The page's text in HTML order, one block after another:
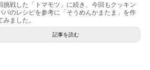
挑戦した「トマモツ」に続き、今回もクッキン
パのレシピを参考に「そうめんかまたま」を作
みました。
記事を読む